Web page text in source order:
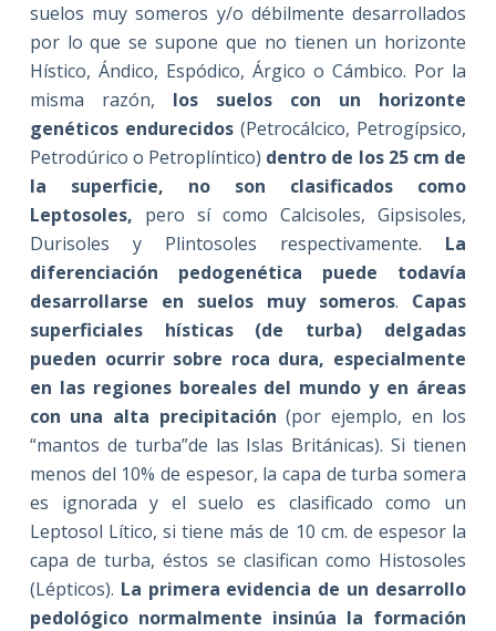
suelos muy someros y/o débilmente desarrollados
por lo que se supone que no tienen un horizonte
Hístico, Ándico, Espódico, Árgico o Cámbico. Por la
misma razón, los suelos con un horizonte
genéticos endurecidos(Petrocálcico, Petrogípsico,
Petrodúrico o Petroplíntico) dentro de los 25 cm de
la superficie, no son clasificados como
Leptosoles, pero sí como Calcisoles, Gipsisoles,
Durisoles y Plintosoles respectivamente. La
diferenciación pedogenética puede todavía
desarrollarse en suelos muy someros. Capas
superficiales hísticas (de turba) delgadas
pueden ocurrir sobre roca dura, especialmente
en las regiones boreales del mundo y en áreas
con una alta precipitación (por ejemplo, en los
“mantos de turba”de las Islas Británicas). Si tienen
menos del 10% de espesor, la capa de turba somera
es ignorada y el suelo es clasificado como un
Leptosol Lítico, si tiene más de 10 cm. de espesor la
capa de turba, éstos se clasifican como Histosoles
(Lépticos). La primera evidencia de un desarrollo
pedológico normalmente insinúa la formación